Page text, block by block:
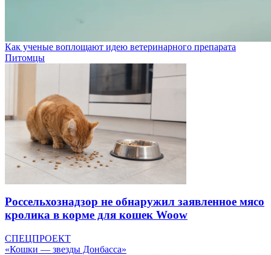
Как ученые воплощают идею ветеринарного препарата
Питомцы
Россельхознадзор не обнаружил заявленное мясо
кролика в корме для кошек Woow
СПЕЦПРОЕКТ
«Кошки — звезды Донбасса»